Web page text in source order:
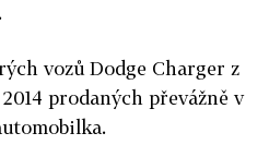
vozů Dodge Charger z
prodaných převážně v